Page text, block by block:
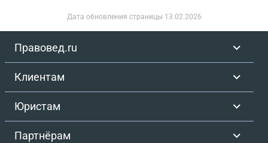
Дата обновления страницы 13.02.2026
Правовед.ru
Клиентам
Юристам
Партнёрам